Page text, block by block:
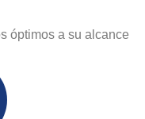
óptimos a su alcance